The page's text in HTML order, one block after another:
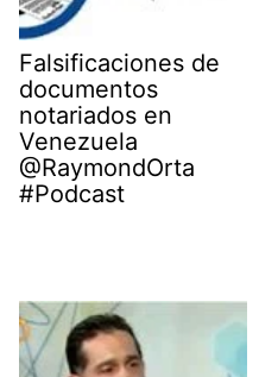
Falsificaciones de
documentos
notariados en
Venezuela
@RaymondOrta
#Podcast